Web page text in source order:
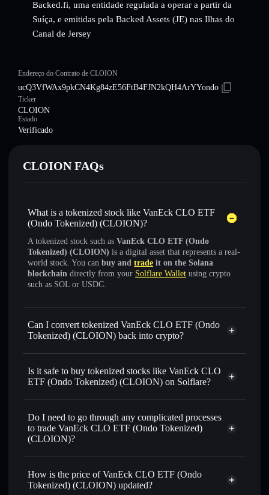
Backed.fi, uma entidade regulada a operar a partir da
Suíça, e emitidas pela Backed Assets (JE) nas Ilhas do
Canal de Jersey
Endereço do Contrato de CLOION
ucQ3VfWAx9pkCN4Kg84zE56FtB4FJN2kQH4ArYYondo
Ticker
CLOION
Estado
Verificado
CLOION FAQs
What is a tokenized stock like VanEck CLO ETF
(Ondo Tokenized) (CLOION)?
A tokenized stock such as VanEck CLO ETF (Ondo
Tokenized) (CLOION) is a digital asset that represents a real-
world stock. You can buy and trade it on the Solana
blockchain directly from your Solflare Wallet using crypto
such as SOL or USDC.
Can I convert tokenized VanEck CLO ETF (Ondo
Tokenized) (CLOION) back into crypto?
VanEck CLO ETF (Ondo
Is it safe to buy tokenized stocks like VanEck CLO
ETF (Ondo Tokenized) (CLOION) on Solflare?
1:1 backed,
Do I need to go through any complicated processes
to trade VanEck CLO ETF (Ondo Tokenized)
(CLOION)?
How is the price of VanEck CLO ETF (Ondo
Tokenized) (CLOION) updated?